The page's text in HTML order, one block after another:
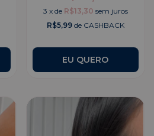
3 x de R$13,30 sem juros
R$5,99de CASHBACK
EU QUERO